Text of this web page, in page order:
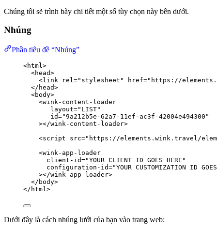
Chúng tôi sẽ trình bày chi tiết một số tùy chọn này bên dưới.
Nhúng
Phần tiêu đề “Nhúng”
<html>
<head>
<link rel=" stylesheet " href=" https://
</ head>
<body>
<wink-content-loader
layout=" LIST"
id="9a212b5e-62a7-11ef-ac3f-42004e494300 "
></wink-content-loader>
<script src=" https://elements.wink.travel/
<wink-app-loader
client-id="YOUR CLIENT ID GOES HERE "
configuration-id="YOUR CUSTOMIZATION ID
></wink-app-loader>
</ body>
</ html>
Dưới đây là cách nhúng lưới của bạn vào trang web: